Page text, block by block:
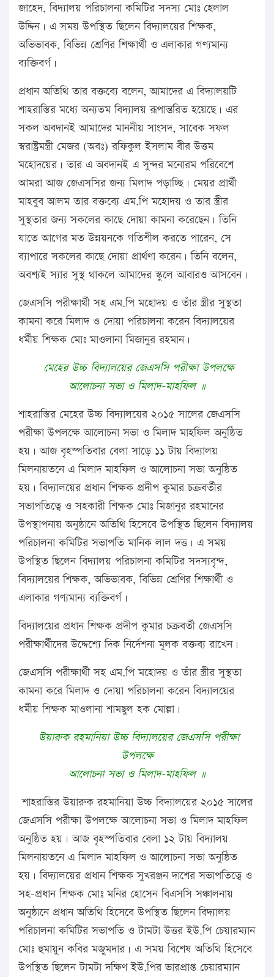
জাহেদ, বিদ্যালয় পরিচালনা কমিটির সদস্য মোঃ হেলাল
উদ্দিন। এ সময় উপস্থিত ছিলেন বিদ্যালয়ের শিক্ষক,
অভিভাবক, বিভিন্ন শ্রেণির শিক্ষার্থী ও এলাকার গণ্যমান্য
ব্যক্তিবর্গ।
প্রধান অতিথি তার বক্তব্যে বলেন, আমাদের এ বিদ্যালয়টি
শাহরাস্তির মধ্যে অন্যতম বিদ্যালয় রূপান্তরিত হয়েছে। এর
সকল অবদানই আমাদের মাননীয় সাংসদ, সাবেক সফল
স্বরাষ্ট্রমন্ত্রী মেজর (অবঃ) রফিকুল ইসলাম বীর উত্তম
মহোদয়ের। তার এ অবদানই এ সুন্দর মনোরম পরিবেশে
আমরা আজ জেএসসির জন্য মিলাদ পড়াচ্ছি। মেয়র প্রার্থী
মাহবুব আলম তার বক্তব্যে এম.পি মহোদয় ও তার স্ত্রীর
সুস্থতার জন্য সকলের কাছে দোয়া কামনা করেছেন। তিনি
যাতে আগের মত উন্নয়নকে গতিশীল করতে পারেন, সে
ব্যাপারে সকলের কাছে দোয়া প্রার্থণা করেন। তিনি বলেন,
অবশ্যই স্যার সুস্থ থাকলে আমাদের স্কুলে আবারও আসবেন।
জেএসসি পরীক্ষার্থী সহ এম.পি মহোদয় ও তাঁর স্ত্রীর সুস্থতা
কামনা করে মিলাদ ও দোয়া পরিচালনা করেন বিদ্যালয়ের
ধর্মীয় শিক্ষক মোঃ মাওলানা মিজানুর রহমান।
মেহের উচ্চ বিদ্যালয়ের জেএসসি পরীক্ষা উপলক্ষে
আলোচনা সভা ও মিলাদ-মাহফিল ॥
শাহরাস্তির মেহের উচ্চ বিদ্যালয়ের ২০১৫ সালের জেএসসি
পরীক্ষা উপলক্ষে আলোচনা সভা ও মিলাদ মাহফিল অনুষ্ঠিত
হয়। আজ বৃহস্পতিবার বেলা সাড়ে ১১ টায় বিদ্যালয়
মিলনায়তনে এ মিলাদ মাহফিল ও আলোচনা সভা অনুষ্ঠিত
হয়। বিদ্যালয়ের প্রধান শিক্ষক প্রদীপ কুমার চক্রবর্তীর
সভাপতিত্বে ও সহকারী শিক্ষক মোঃ মিজানুর রহমানের
উপস্থাপনায় অনুষ্ঠানে অতিথি হিসেবে উপস্থিত ছিলেন বিদ্যালয়
পরিচালনা কমিটির সভাপতি মানিক লাল দত্ত। এ সময়
উপস্থিত ছিলেন বিদ্যালয় পরিচালনা কমিটির সদস্যবৃন্দ,
বিদ্যালয়ের শিক্ষক, অভিভাবক, বিভিন্ন শ্রেণির শিক্ষার্থী ও
এলাকার গণ্যমান্য ব্যক্তিবর্গ।
বিদ্যালয়ের প্রধান শিক্ষক প্রদীপ কুমার চক্রবর্তী জেএসসি
পরীক্ষার্থীদের উদ্দেশ্যে দিক নির্দেশনা মূলক বক্তব্য রাখেন।
জেএসসি পরীক্ষার্থী সহ এম.পি মহোদয় ও তাঁর স্ত্রীর সুস্থতা
কামনা করে মিলাদ ও দোয়া পরিচালনা করেন বিদ্যালয়ের
ধর্মীয় শিক্ষক মাওলানা শামছুল হক মোল্লা।
উয়ারুক রহমানিয়া উচ্চ বিদ্যালয়ের জেএসসি পরীক্ষা
উপলক্ষে
আলোচনা সভা ও মিলাদ-মাহফিল ॥
শাহরাস্তির উয়ারুক রহমানিয়া উচ্চ বিদ্যালয়ের ২০১৫ সালের
জেএসসি পরীক্ষা উপলক্ষে আলোচনা সভা ও মিলাদ মাহফিল
অনুষ্ঠিত হয়। আজ বৃহস্পতিবার বেলা ১২ টায় বিদ্যালয়
মিলনায়তনে এ মিলাদ মাহফিল ও আলোচনা সভা অনুষ্ঠিত
হয়। বিদ্যালয়ের প্রধান শিক্ষক সুখরঞ্জন দাশের সভাপতিত্বে ও
সহ-প্রধান শিক্ষক মোঃ মনির হোসেন বিএসসি সঞ্চালনায়
অনুষ্ঠানে প্রধান অতিথি হিসেবে উপস্থিত ছিলেন বিদ্যালয়
পরিচালনা কমিটির সভাপতি ও টামটা উত্তর ইউ.পি চেয়ারম্যান
মোঃ হুমায়ুন কবির মজুমদার। এ সময় বিশেষ অতিথি হিসেবে
উপস্থিত ছিলেন টামটা দক্ষিণ ইউ.পির ভারপ্রাপ্ত চেয়ারম্যান